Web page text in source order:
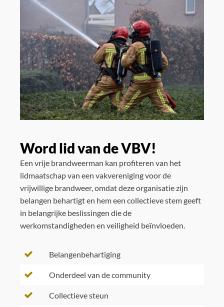
Word lid van de VBV!
Een vrije brandweerman kan profiteren van het
lidmaatschap van een vakvereniging voor de
vrijwillige brandweer, omdat deze organisatie zijn
belangen behartigt en hem een collectieve stem geeft
in belangrijke beslissingen die de
werkomstandigheden en veiligheid beïnvloeden.
Belangenbehartiging
Onderdeel van de community
Collectieve steun